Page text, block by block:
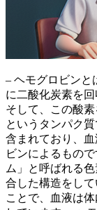
– ヘモグロビンと
に二酸化炭素を
そして、この酸
というタンパク
含まれており、
ビンによるもので
ム」と呼ばれる
合した構造をして
ことで、血液は